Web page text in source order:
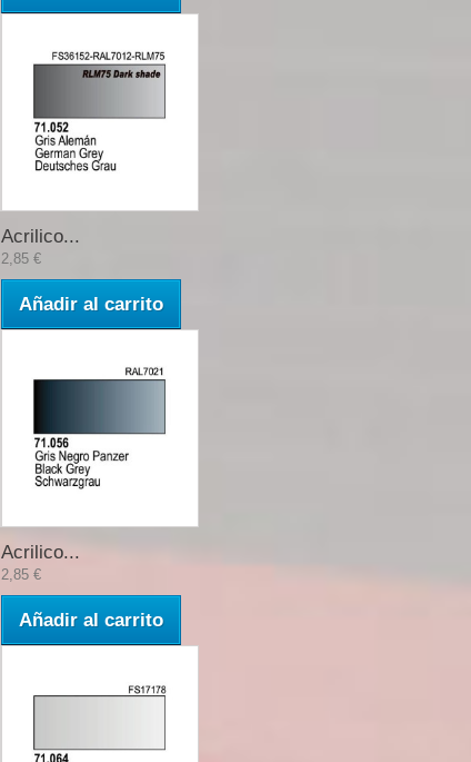
Acrilico...
2,85 €
Añadir al carrito
Acrilico...
2,85 €
Añadir al carrito